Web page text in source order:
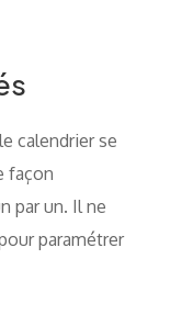
calendrier se
façon
par un. Il ne
paramétrer